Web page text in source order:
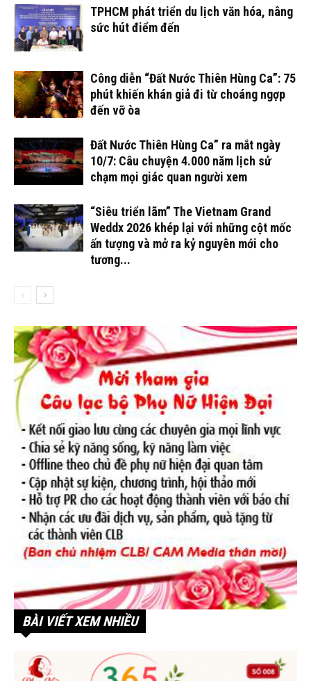
TPHCM phát triển du lịch văn hóa, nâng
sức hút điểm đến
Công diễn “Đất Nước Thiên Hùng Ca”: 75
phút khiến khán giả đi từ choáng ngợp
đến vỡ òa
Đất Nước Thiên Hùng Ca” ra mắt ngày
10/7: Câu chuyện 4.000 năm lịch sử
chạm mọi giác quan người xem
“Siêu triển lãm” The Vietnam Grand
Weddx 2026 khép lại với những cột mốc
ấn tượng và mở ra kỷ nguyên mới cho
tương...
BÀI VIẾT XEM NHIỀU